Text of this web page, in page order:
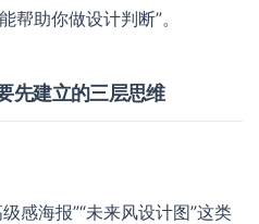
帮助你做设计判断”。
先建立的三层思维
感海报”“未来风设计图”这类